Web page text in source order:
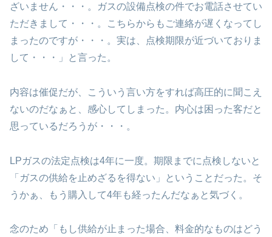
ざいません・・・。ガスの設備点検の件でお電話させてい
ただきまして・・・。こちらからもご連絡が遅くなってし
まったのですが・・・。実は、点検期限が近づいておりま
して・・・」と言った。
内容は催促だが、こういう言い方をすれば高圧的に聞こえ
ないのだなぁと、感心してしまった。内心は困った客だと
思っているだろうが・・・。
LPガスの法定点検は4年に一度。期限までに点検しないと
「ガスの供給を止めざるを得ない」ということだった。そ
うかぁ、もう購入して4年も経ったんだなぁと気づく。
念のため「もし供給が止まった場合、料金的なものはどう